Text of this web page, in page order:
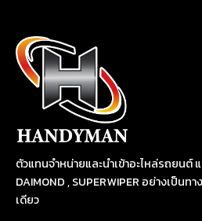
ตัวแทนจำหน่ายและนำเข้าอะไหล่รถยนต์ แ
DAIMOND , SUPERWIPER อย่างเป็นท
เดียว